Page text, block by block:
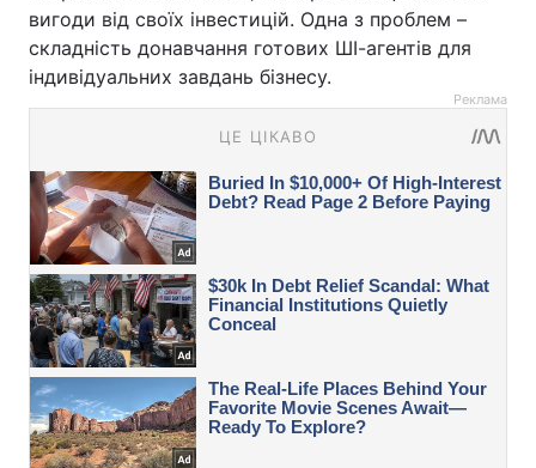
вигоди від своїх інвестицій. Одна з проблем –
складність донавчання готових ШІ-агентів для
індивідуальних завдань бізнесу.
Реклама